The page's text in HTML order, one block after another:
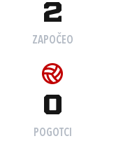
2
ZAPOČEO
0
POGOTCI